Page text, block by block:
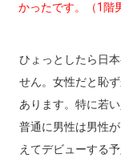
かったです。（1階
ひょっとしたら日
せん。女性だと恥
あります。特に若
普通に男性は男性
えてデビューする予